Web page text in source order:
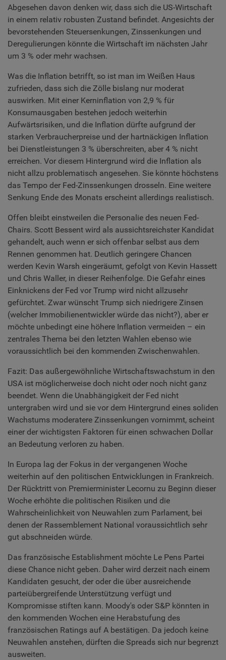
Abgesehen davon denken wir, dass sich die US-Wirtschaft
in einem relativ robusten Zustand befindet. Angesichts der
bevorstehenden Steuersenkungen, Zinssenkungen und
Deregulierungen könnte die Wirtschaft im nächsten Jahr
um 3 % oder mehr wachsen.
Was die Inflation betrifft, so ist man im Weißen Haus
zufrieden, dass sich die Zölle bislang nur moderat
auswirken. Mit einer Kerninflation von 2,9 % für
Konsumausgaben bestehen jedoch weiterhin
Aufwärtsrisiken, und die Inflation dürfte aufgrund der
starken Verbraucherpreise und der hartnäckigen Inflation
bei Dienstleistungen 3 % überschreiten, aber 4 % nicht
erreichen. Vor diesem Hintergrund wird die Inflation als
nicht allzu problematisch angesehen. Sie könnte höchstens
das Tempo der Fed-Zinssenkungen drosseln. Eine weitere
Senkung Ende des Monats erscheint allerdings realistisch.
Offen bleibt einstweilen die Personalie des neuen Fed-
Chairs. Scott Bessent wird als aussichtsreichster Kandidat
gehandelt, auch wenn er sich offenbar selbst aus dem
Rennen genommen hat. Deutlich geringere Chancen
werden Kevin Warsh eingeräumt, gefolgt von Kevin Hassett
und Chris Waller, in dieser Reihenfolge. Die Gefahr eines
Einknickens der Fed vor Trump wird nicht allzusehr
gefürchtet. Zwar wünscht Trump sich niedrigere Zinsen
(welcher Immobilienentwickler würde das nicht?), aber er
möchte unbedingt eine höhere Inflation vermeiden – ein
zentrales Thema bei den letzten Wahlen ebenso wie
voraussichtlich bei den kommenden Zwischenwahlen.
Fazit: Das außergewöhnliche Wirtschaftswachstum in den
USA ist möglicherweise doch nicht oder noch nicht ganz
beendet. Wenn die Unabhängigkeit der Fed nicht
untergraben wird und sie vor dem Hintergrund eines soliden
Wachstums moderatere Zinssenkungen vornimmt, scheint
einer der wichtigsten Faktoren für einen schwachen Dollar
an Bedeutung verloren zu haben.
In Europa lag der Fokus in der vergangenen Woche
weiterhin auf den politischen Entwicklungen in Frankreich.
Der Rücktritt von Premierminister Lecornu zu Beginn dieser
Woche erhöhte die politischen Risiken und die
Wahrscheinlichkeit von Neuwahlen zum Parlament, bei
denen der Rassemblement National voraussichtlich sehr
gut abschneiden würde.
Das französische Establishment möchte Le Pens Partei
diese Chance nicht geben. Daher wird derzeit nach einem
Kandidaten gesucht, der oder die über ausreichende
parteiübergreifende Unterstützung verfügt und
Kompromisse stiften kann. Moody's oder S&P könnten in
den kommenden Wochen eine Herabstufung des
französischen Ratings auf A bestätigen. Da jedoch keine
Neuwahlen anstehen, dürften die Spreads sich nur begrenzt
ausweiten.